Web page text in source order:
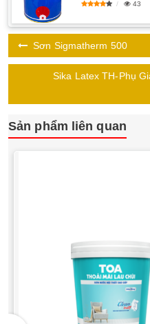
43
Sơn Sigmatherm 500
Sika Latex TH-Phụ
Sản phẩm liên quan